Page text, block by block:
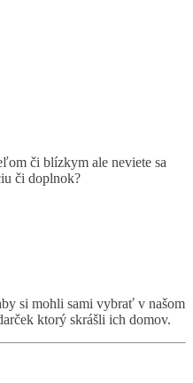
či blízkym ale neviete sa
či doplnok?
si mohli sami vybrať v našom
ktorý skrášli ich domov.